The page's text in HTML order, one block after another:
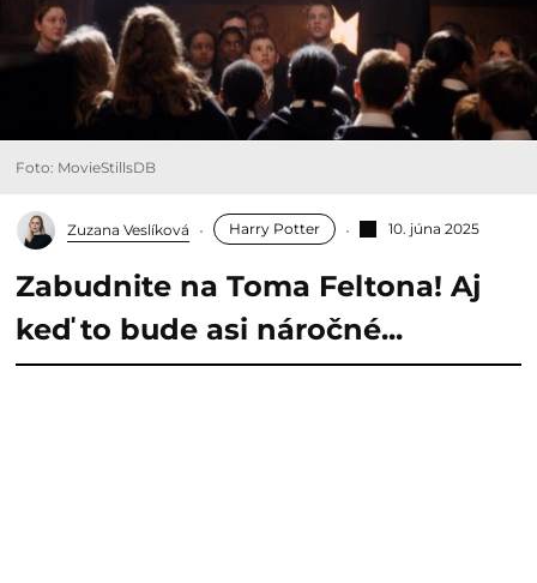
Foto: MovieStillsDB
Zuzana Veslíková Harry Potter 10. júna 2025
Zabudnite na Toma Feltona! Aj
keď to bude asi náročné...